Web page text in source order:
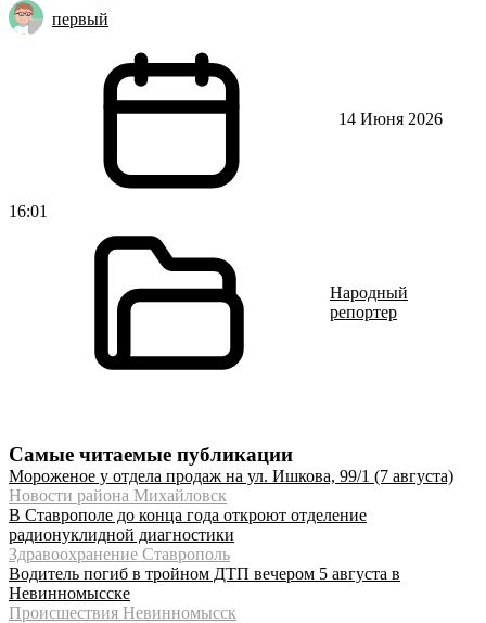
первый
14 Июня 2026
16:01
Народный
репортер
Самые читаемые публикации
Мороженое у отдела продаж на ул. Ишкова, 99/1 (7 августа)
Новости района Михайловск
В Ставрополе до конца года откроют отделение
радионуклидной диагностики
Здравоохранение Ставрополь
Водитель погиб в тройном ДТП вечером 5 августа в
Невинномысске
Происшествия Невинномысск